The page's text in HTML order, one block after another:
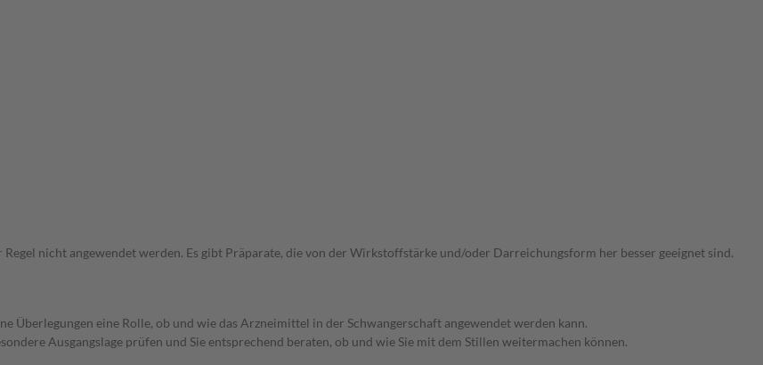
nicht angewendet werden. Es gibt Präparate, die von der Wirkstoffstärke und/oder Darreichungsform her besser geeignet sind.
Überlegungen eine Rolle, ob und wie das Arzneimittel in der Schwangerschaft angewendet werden kann.
Ausgangslage prüfen und Sie entsprechend beraten, ob und wie Sie mit dem Stillen weitermachen können.